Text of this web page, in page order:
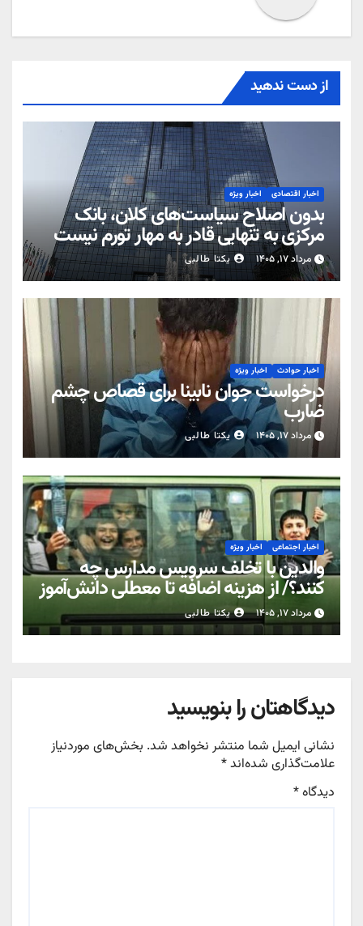
از دست ندهید
اخبار اقتصادی اخبار ویژه
بدون اصلاح سیاست‌های کلان، بانک
مرکزی به تنهایی قادر به مهار تورم نیست
مرداد ۱۷, ۱۴۰۵ یکتا طالبی
اخبار حوادث اخبار ویژه
درخواست جوان نابینا برای قصاص چشم
ضارب
مرداد ۱۷, ۱۴۰۵ یکتا طالبی
اخبار اجتماعی اخبار ویژه
والدین با تخلف سرویس مدارس چه
کنند؟/ از هزینه اضافه تا معطلی دانش‌آموز
مرداد ۱۷, ۱۴۰۵ یکتا طالبی
دیدگاهتان را بنویسید
نشانی ایمیل شما منتشر نخواهد شد. بخش‌های موردنیاز
علامت‌گذاری شده‌اند*
دیدگاه*